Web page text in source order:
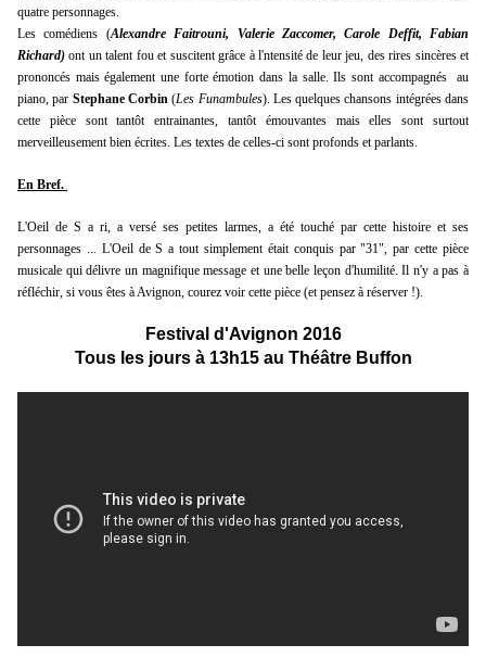
quatre personnages.
Les comédiens (Alexandre Faitrouni, Valerie Zaccomer, Carole Deffit, Fabian
Richard) ont un talent fou et suscitent grâce à l'ntensité de leur jeu, des rires sincères et
prononcés mais également une forte émotion dans la salle. Ils sont accompagnés au
piano, par Stephane Corbin(Les Funambules). Les quelques chansons intégrées dans
cette pièce sont tantôt entrainantes, tantôt émouvantes mais elles sont surtout
merveilleusement bien écrites. Les textes de celles-ci sont profonds et parlants.
En Bref.
L'Oeil de S a ri, a versé ses petites larmes, a été touché par cette histoire et ses
personnages ... L'Oeil de S a tout simplement était conquis par "31", par cette pièce
musicale qui délivre un magnifique message et une belle leçon d'humilité. Il n'y a pas à
réfléchir, si vous êtes à Avignon, courez voir cette pièce (et pensez à réserver !).
Festival d'Avignon 2016
Tous les jours à 13h15 au Théâtre Buffon